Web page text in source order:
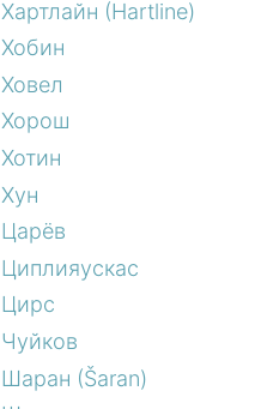
Хартлайн (Hartline)
Хобин
Ховел
Хорош
Хотин
Хун
Царёв
Циплияускас
Цирс
Чуйков
Шаран (Šaran)